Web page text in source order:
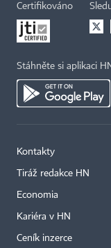
Certifikováno
Stáhněte si aplikaci
Kontakty
Tiráž redakce HN
Economia
Kariéra v HN
Ceník inzerce